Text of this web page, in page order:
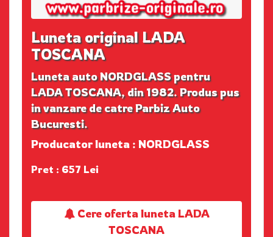
Luneta original LADA
TOSCANA
Luneta auto NORDGLASS pentru
LADA TOSCANA, din 1982. Produs pus
in vanzare de catre Parbiz Auto
Bucuresti.
Producator luneta : NORDGLASS
Pret : 657 Lei
Cere oferta luneta LADA
TOSCANA